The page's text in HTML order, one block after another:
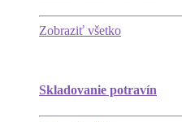
Zobraziť všetko
Skladovanie potravín